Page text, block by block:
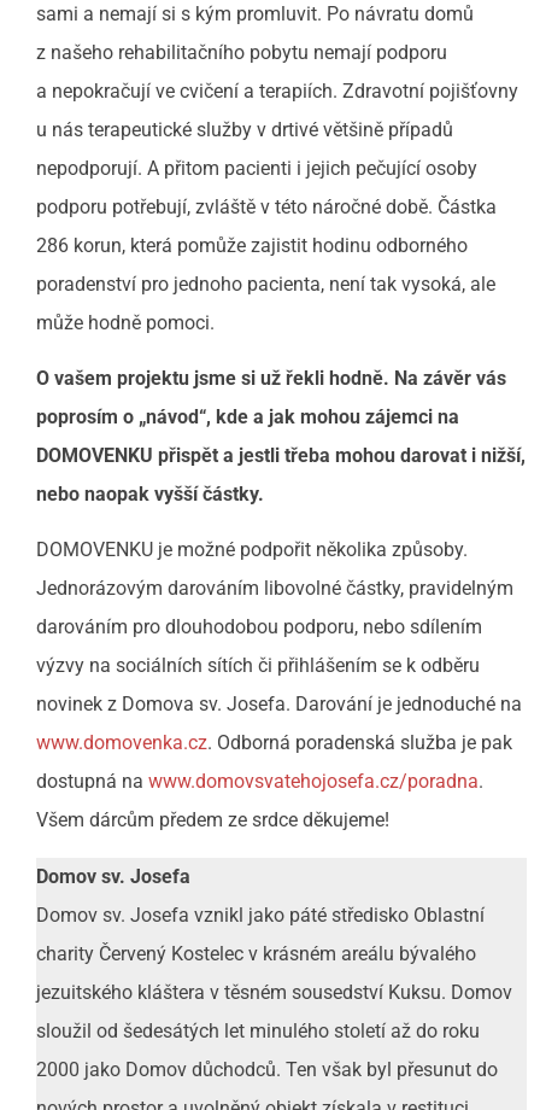
sami a nemají si s kým promluvit. Po návratu domů
z našeho rehabilitačního pobytu nemají podporu
a nepokračují ve cvičení a terapiích. Zdravotní pojišťovny
u nás terapeutické služby v drtivé většině případů
nepodporují. A přitom pacienti i jejich pečující osoby
podporu potřebují, zvláště v této náročné době. Částka
286 korun, která pomůže zajistit hodinu odborného
poradenství pro jednoho pacienta, není tak vysoká, ale
může hodně pomoci.
O vašem projektu jsme si už řekli hodně. Na závěr vás
poprosím o „návod“, kde a jak mohou zájemci na
DOMOVENKU přispět a jestli třeba mohou darovat i nižší,
nebo naopak vyšší částky.
DOMOVENKU je možné podpořit několika způsoby.
Jednorázovým darováním libovolné částky, pravidelným
darováním pro dlouhodobou podporu, nebo sdílením
výzvy na sociálních sítích či přihlášením se k odběru
novinek z Domova sv. Josefa. Darování je jednoduché na
www.domovenka.cz. Odborná poradenská služba je pak
dostupná na www.domovsvatehojosefa.cz/poradna.
Všem dárcům předem ze srdce děkujeme!
Domov sv. Josefa
Domov sv. Josefa vznikl jako páté středisko Oblastní
charity Červený Kostelec v krásném areálu bývalého
jezuitského kláštera v těsném sousedství Kuksu. Domov
sloužil od šedesátých let minulého století až do roku
2000 jako Domov důchodců. Ten však byl přesunut do